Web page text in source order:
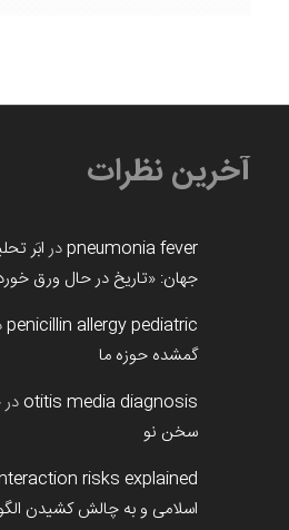
آخرین نظرات
pneumonia feverدرابَر
جهان: «تاریخ در حال ورق
penicillin allergy pediatric
گمشده حوزه ما
otitis media diagnosisدر
سخن نو
risks explained
اسلامی و به چالش کشیدن